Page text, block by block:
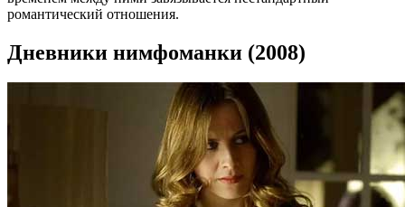
романтический отношения.
Дневники нимфоманки (2008)